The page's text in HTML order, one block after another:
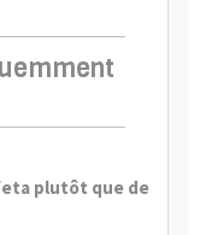
plutôt que de